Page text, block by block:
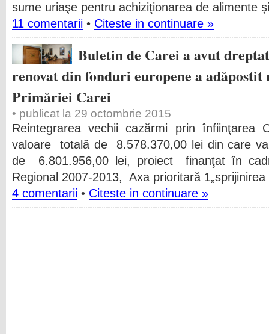
sume uriaşe pentru achiziţionarea de alimente
11 comentarii • Citeste in continuare »
Buletin de Carei a avut
renovat din fonduri europene a
Primăriei Carei
• publicat la 29 octombrie 2015
Reintegrarea vechii cazărmi prin înfiinţarea
valoare totală de 8.578.370,00 lei din care
de 6.801.956,00 lei, proiect finanţat în
Regional 2007-2013, Axa prioritară 1„sprijinirea
4 comentarii • Citeste in continuare »